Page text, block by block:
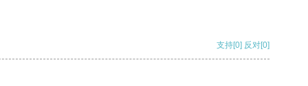
支持[0] 反对[0]